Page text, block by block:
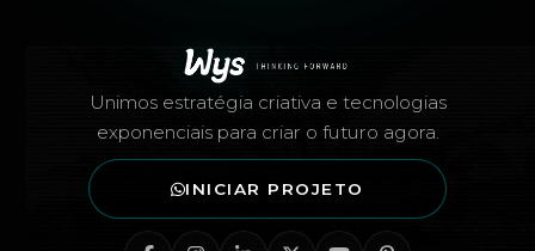
Unimos estratégia criativa e tecnologias
exponenciais para criar o futuro agora.
INICIAR PROJETO